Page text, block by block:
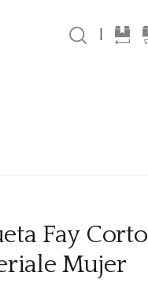
Fay Corto
Mujer